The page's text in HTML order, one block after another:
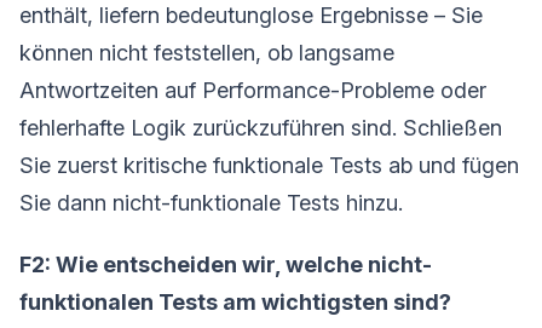
enthält, liefern bedeutunglose Ergebnisse – Sie
können nicht feststellen, ob langsame
Antwortzeiten auf Performance-Probleme oder
fehlerhafte Logik zurückzuführen sind. Schließen
Sie zuerst kritische funktionale Tests ab und fügen
Sie dann nicht-funktionale Tests hinzu.
F2: Wie entscheiden wir, welche nicht-
funktionalen Tests am wichtigsten sind?